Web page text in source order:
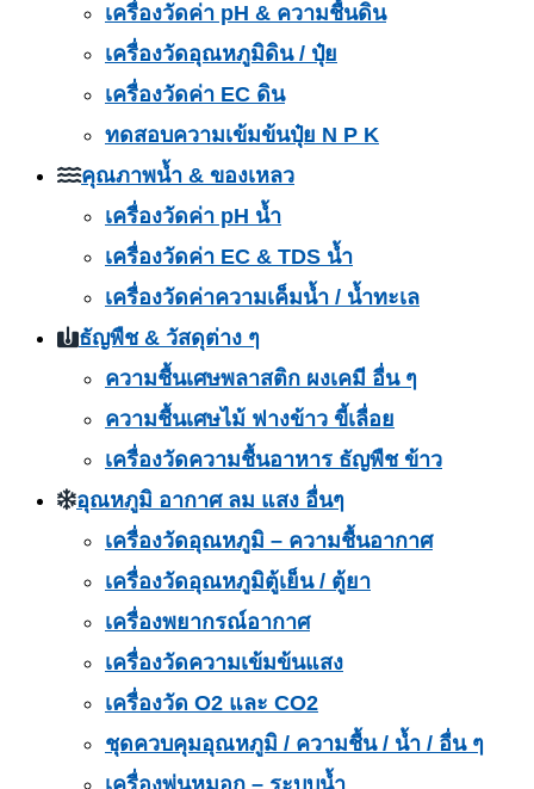
เครื่องวัดค่า pH & ความชื้นดิน
เครื่องวัดอุณหภูมิดิน / ปุ๋ย
เครื่องวัดค่า EC ดิน
ทดสอบความเข้มข้นปุ๋ย N P K
คุณภาพน้ำ & ของเหลว
เครื่องวัดค่า pH น้ำ
เครื่องวัดค่า EC & TDS น้ำ
เครื่องวัดค่าความเค็มน้ำ / น้ำทะเล
ธัญพืช & วัสดุต่าง ๆ
ความชื้นเศษพลาสติก ผงเคมี อื่น ๆ
ความชื้นเศษไม้ ฟางข้าว ขี้เลื่อย
เครื่องวัดความชื้นอาหาร ธัญพืช ข้าว
อุณหภูมิ อากาศ ลม แสง อื่นๆ
เครื่องวัดอุณหภูมิ – ความชื้นอากาศ
เครื่องวัดอุณหภูมิตู้เย็น / ตู้ยา
เครื่องพยากรณ์อากาศ
เครื่องวัดความเข้มข้นแสง
เครื่องวัด O2 และ CO2
ชุดควบคุมอุณหภูมิ / ความชื้น / น้ำ / อื่น ๆ